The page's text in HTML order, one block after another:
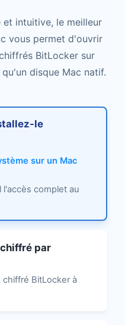
intuitive, le meilleur
vous permet d'ouvrir
BitLocker sur
disque Mac natif.
le
sur un Mac
l'accès complet au
par
BitLocker à